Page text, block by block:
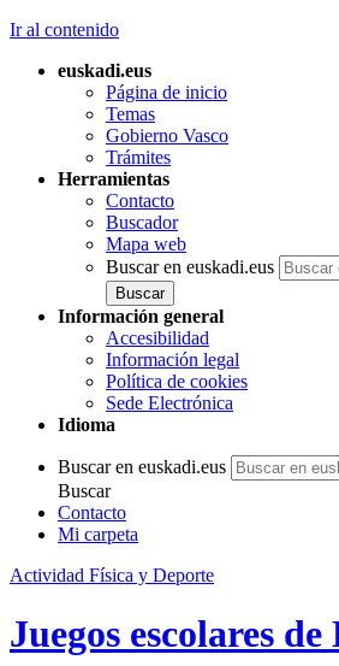
Ir al contenido
euskadi.eus
Página de inicio
Temas
Gobierno Vasco
Trámites
Herramientas
Contacto
Buscador
Mapa web
Buscar en euskadi.eus
Información general
Accesibilidad
Información legal
Política de cookies
Sede Electrónica
Idioma
Buscar en euskadi.eus
Buscar
Contacto
Mi carpeta
Actividad Física y Deporte
Juegos escolares